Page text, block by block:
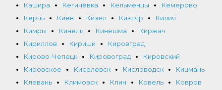
Кашира
Кегичёвка Кельменцы
Кемерово
Керчь
Киев Кизел Кизляр
Килия
Кимры
Кинель Кинешма
Киржач
Кириллов
Кириши
Кировград
Кирово-Чепецк
Кировоград
Кировский
Кировское
Киселевск Кисловодск
Кицмань
Клевань
Климовск Клин Ковель
Ковров